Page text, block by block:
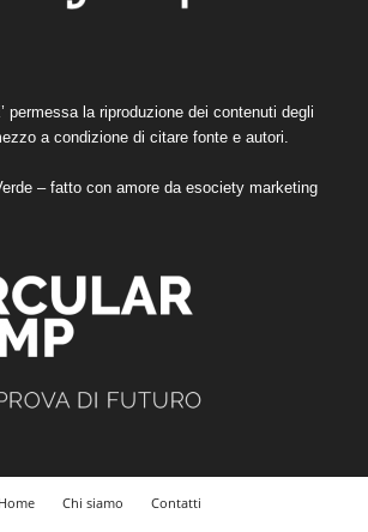
permessa la riproduzione dei contenuti degli
a condizione di citare fonte e autori.
– fatto con amore da esociety marketing
Home Chi siamo
Contatti